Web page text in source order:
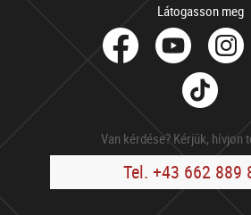
Látogasson meg
Tik
Van kérdése? Kérjük, hívjon
Tel. +43 662 889